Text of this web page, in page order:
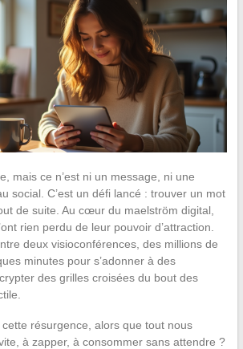
mais ce n’est ni un message, ni une
social. C’est un défi lancé : trouver un mot
de suite. Au cœur du maelström digital,
rien perdu de leur pouvoir d’attraction.
deux visioconférences, des millions de
minutes pour s’adonner à des
des grilles croisées du bout des
résurgence, alors que tout nous
à zapper, à consommer sans attendre ?